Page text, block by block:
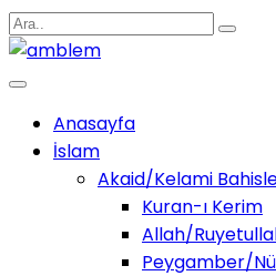
Anasayfa
İslam
Akaid/Kelami
Kuran-ı Kerim
Allah/
Peygamber/